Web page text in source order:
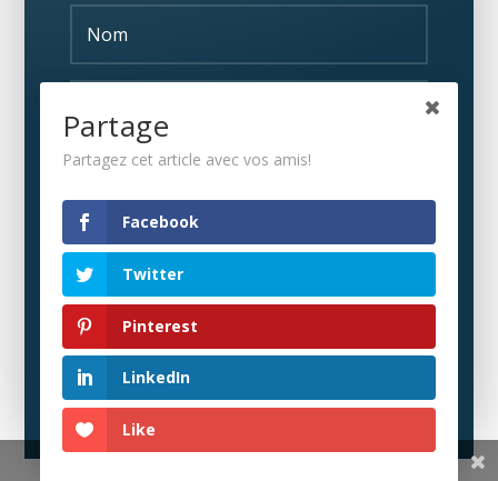
Partage
Partagez cet article avec vos amis!
Facebook
Twitter
Pinterest
LinkedIn
Like